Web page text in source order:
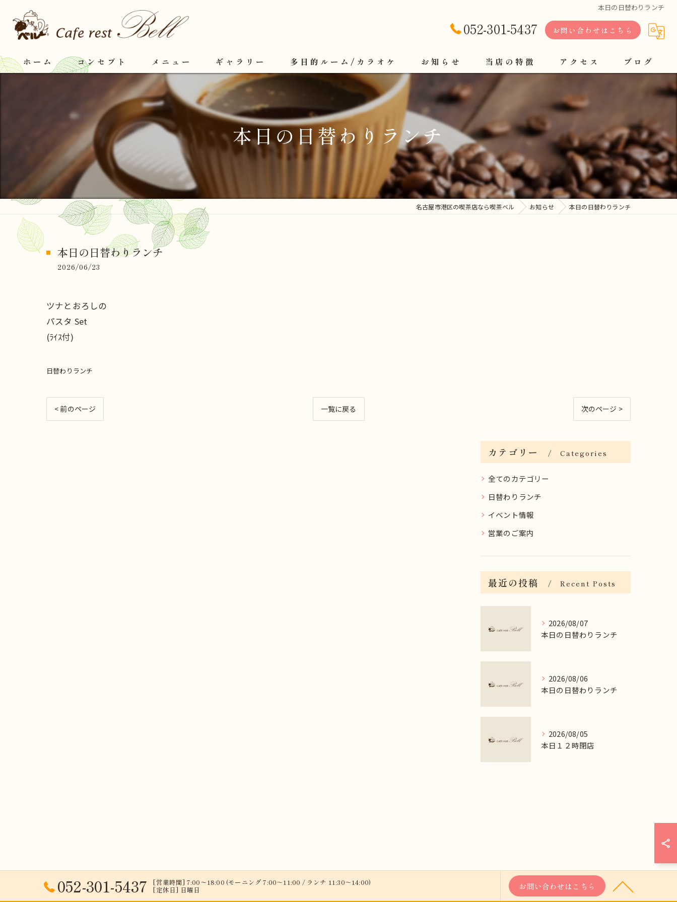
本日の日替わりランチ
052-301-5437 お問い合わせはこちら
ホーム コンセプト メニュー ギャラリー 多目的ルーム/カラオケ お知らせ 当店の特徴
軽食
コーヒー
モーニング
ランチ
アクセス ブログ
本日の日替わりランチ
名古屋市港区の喫茶店なら喫茶ベル お知らせ 本日の日替わりランチ
本日の日替わりランチ
2026/06/23
ツナとおろしの
パスタ Set
(ﾗｲｽ付)
日替わりランチ
< 前のページ 一覧に戻る 次のページ >
カテゴリー Categories
全てのカテゴリー
日替わりランチ
イベント情報
営業のご案内
最近の投稿 Recent Posts
2026/08/07
本日の日替わりランチ
2026/08/06
本日の日替わりランチ
2026/08/05
本日１２時閉店
052-301-5437 [営業時間] 7:00〜18:00 (モーニング 7:00～11:00 / ランチ 11:30～14:00)
[定休日] 日曜日 お問い合わせはこちら